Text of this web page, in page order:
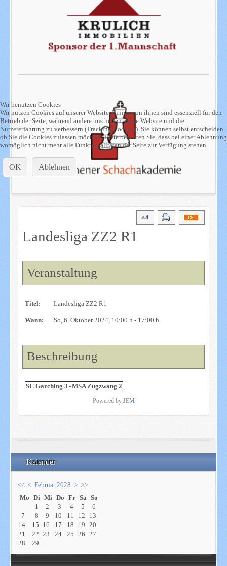
Kalender
<< < Februar 2028 > >>
Mo Di Mi Do Fr Sa So
1
2 3 4 5
6
7
8 9 10 11 12
13
14
15 16 17 18 19
20
21
22 23 24 25 26
27
28
29
Landesliga ZZ2 R1
Veranstaltung
Titel: Landesliga ZZ2 R1
Wann: So, 6. Oktober 2024, 10:00 h - 17:00 h
Beschreibung
SC Garching 3 -MSA Zugzwang 2
Powered by JEM
Wir benutzen Cookies
Wir nutzen Cookies auf unserer Website. Einige von ihnen sind essenziell für den
Betrieb der Seite, während andere uns helfen, diese Website und die
Nutzererfahrung zu verbessern (Tracking Cookies). Sie können selbst entscheiden,
ob Sie die Cookies zulassen möchten. Bitte beachten Sie, dass bei einer Ablehnung
womöglich nicht mehr alle Funktionalitäten der Seite zur Verfügung stehen.
OK Ablehnen